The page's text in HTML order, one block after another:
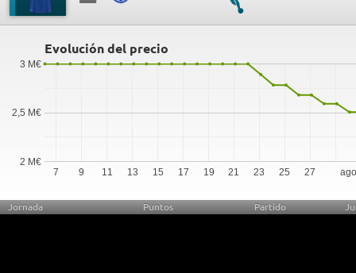
Evolución del precio
7 9 11 13 15 17 19 21 23 25 27
2 M€
2,5 M€
3 M€
Jornada Puntos Partido